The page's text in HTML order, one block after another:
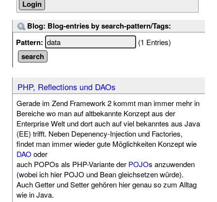
Blog: Blog-entries by search-pattern/Tags:
Pattern:
(1 Entries)
PHP, Reflections und DAOs
Gerade im Zend Framework 2 kommt man immer mehr in
Bereiche wo man auf altbekannte Konzept aus der
Enterprise Welt und dort auch auf viel bekanntes aus Java
(EE) trifft. Neben Depenency-Injection und Factories,
findet man immer wieder gute Möglichkeiten Konzept wie
DAO oder
auch POPOs als PHP-Variante der POJOs anzuwenden
(wobei ich hier POJO und Bean gleichsetzen würde).
Auch Getter und Setter gehören hier genau so zum Alltag
wie in Java.